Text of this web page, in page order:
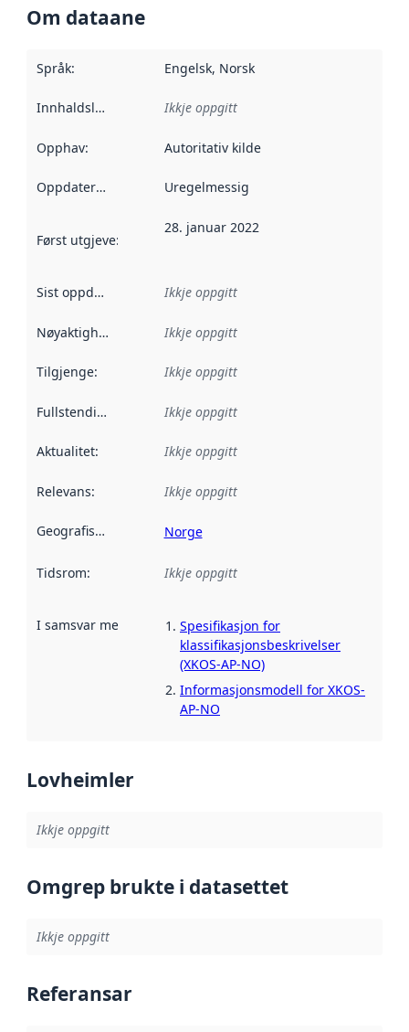
Om dataane
Språk: Engelsk, Norsk
Innhaldsleverandørar :
Ikkje oppgitt
Opphav: Autoritativ kilde
Oppdateringsfrekvens :
Uregelmessig
Først utgjeve: Denne datoen seier når dataa i dette
28. januar 2022
Sist oppdatert Ikkje oppgitt
Nøyaktigheit Ikkje oppgitt
Tilgjenge: Ikkje oppgitt
Fullstendigheit Ikkje oppgitt
Aktualitet: Ikkje oppgitt
Relevans: Ikkje oppgitt
Geografisk område Norge
Tidsrom: Ikkje oppgitt
I samsvar med Referanse til ei implementeringsregel eller
Spesifikasjon for
klassifikasjonsbeskrivelser
(XKOS-AP-NO)
Informasjonsmodell for XKOS-
AP-NO
Lovheimler
Ikkje oppgitt
Omgrep brukte i datasettet
Ikkje oppgitt
Referansar